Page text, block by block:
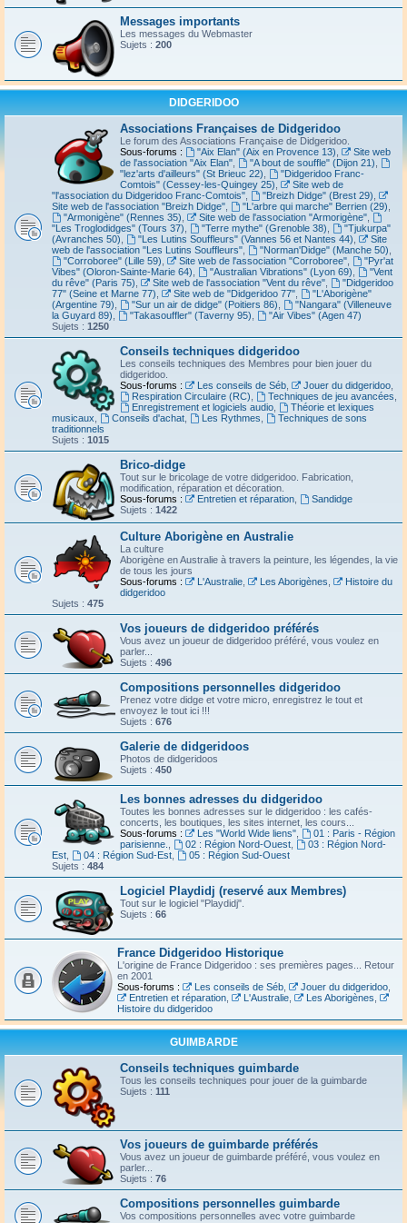
Messages importants
Les messages du Webmaster
Sujets : 200
DIDGERIDOO
Associations Françaises de Didgeridoo
Le forum des Associations Française de Didgeridoo.
Sous-forums :
"Aix Elan" (Aix en Provence 13)
Site web
de l'association "Aix Elan"
"A bout de souffle" (Dijon 21)
"lez'arts d'ailleurs" (St Brieuc 22)
"Didgeridoo Franc-
Comtois" (Cessey-les-Quingey 25)
Site web de
"l'association du Didgeridoo Franc-Comtois"
"Breizh Didge" (Brest 29)
Site web de l'association "Breizh Didge"
"L'arbre qui marche" Berrien (29)
"Armonigène" (Rennes 35)
Site web de l'association "Armorigène",
"Les Troglodidges" (Tours 37)
"Terre mythe" (Grenoble 38)
"Tjukurpa"
(Avranches 50)
"Les Lutins Souffleurs" (Vannes 56 et Nantes 44)
Site
web de l'association "Les Lutins Souffleurs"
"Norman'Didge" (Manche 50)
"Corroboree" (Lille 59)
Site web de l'association "Corroboree",
"Pyr'at
Vibes" (Oloron-Sainte-Marie 64)
"Australian Vibrations" (Lyon 69)
"Vent
du rêve" (Paris 75)
Site web de l'association "Vent du rêve",
"Didgeridoo
77" (Seine et Marne 77)
Site web de "Didgeridoo 77",
"L'Aborigène"
(Argentine 79)
"Sur un air de didge" (Poitiers 86)
"Nangara" (Villeneuve
la Guyard 89)
"Takasouffler" (Taverny 95)
"Air Vibes" (Agen 47)
Sujets : 1250
Conseils techniques didgeridoo
Les conseils techniques des Membres pour bien jouer du
didgeridoo.
Sous-forums :
Les conseils de Séb, Jouer du didgeridoo,
Respiration Circulaire (RC)
Techniques de jeu avancées
Enregistrement et logiciels audio,
Théorie et lexiques
musicaux
Conseils d'achat, Les Rythmes
Techniques de sons
traditionnels
Sujets : 1015
Brico-didge
Tout sur le bricolage de votre didgeridoo. Fabrication,
modification, réparation et décoration.
Sous-forums :
Entretien et réparation,
Sandidge
Sujets : 1422
Culture Aborigène en Australie
La culture
Aborigène en Australie à travers la peinture, les légendes, la vie
de tous les jours
Sous-forums :
L'Australie, Les Aborigènes
Histoire du
didgeridoo
Sujets : 475
Vos joueurs de didgeridoo préférés
Vous avez un joueur de didgeridoo préféré, vous voulez en
parler...
Sujets : 496
Compositions personnelles didgeridoo
Prenez votre didge et votre micro, enregistrez le tout et
envoyez le tout ici !!!
Sujets : 676
Galerie de didgeridoos
Photos de didgeridoos
Sujets : 450
Les bonnes adresses du didgeridoo
Toutes les bonnes adresses sur le didgeridoo : les cafés-
concerts, les boutiques, les sites internet, les cours...
Sous-forums :
Les "World Wide liens",
01 : Paris - Région
parisienne.
02 : Région Nord-Ouest,
03 : Région Nord-
Est
04 : Région Sud-Est,
05 : Région Sud-Ouest
Sujets : 484
Logiciel Playdidj (reservé aux Membres)
Tout sur le logiciel "Playdidj".
Sujets : 66
France Didgeridoo Historique
L'origine de France Didgeridoo : ses premières pages... Retour
en 2001
Sous-forums :
Les conseils de Séb, Jouer du didgeridoo,
Entretien et réparation, L'Australie, Les Aborigènes
Histoire du didgeridoo
GUIMBARDE
Conseils techniques guimbarde
Tous les conseils techniques pour jouer de la guimbarde
Sujets : 111
Vos joueurs de guimbarde préférés
Vous avez un joueur de guimbarde préféré, vous voulez en
parler...
Sujets : 76
Compositions personnelles guimbarde
Vos compositions personnelles avec votre guimbarde